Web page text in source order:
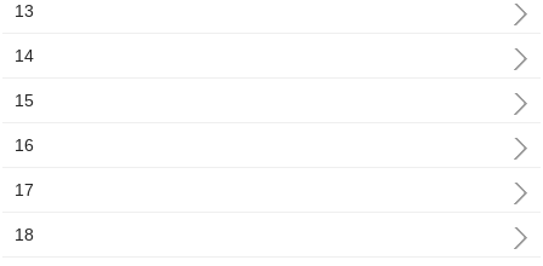
13
14
15
16
17
18